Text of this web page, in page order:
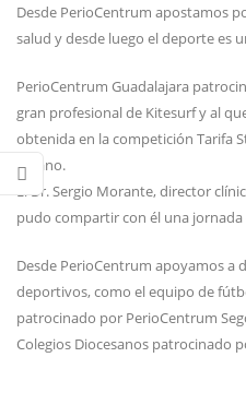
Desde PerioCentrum apostamos
salud y desde luego el deporte es
PerioCentrum Guadalajara
gran profesional de Kitesurf y al
obtenida en la competición Tarifa
verano.
El Dr. Sergio Morante, director
pudo compartir con él una
Desde PerioCentrum apoyamos a
deportivos, como el equipo de
patrocinado por PerioCentrum
Colegios Diocesanos patrocinado